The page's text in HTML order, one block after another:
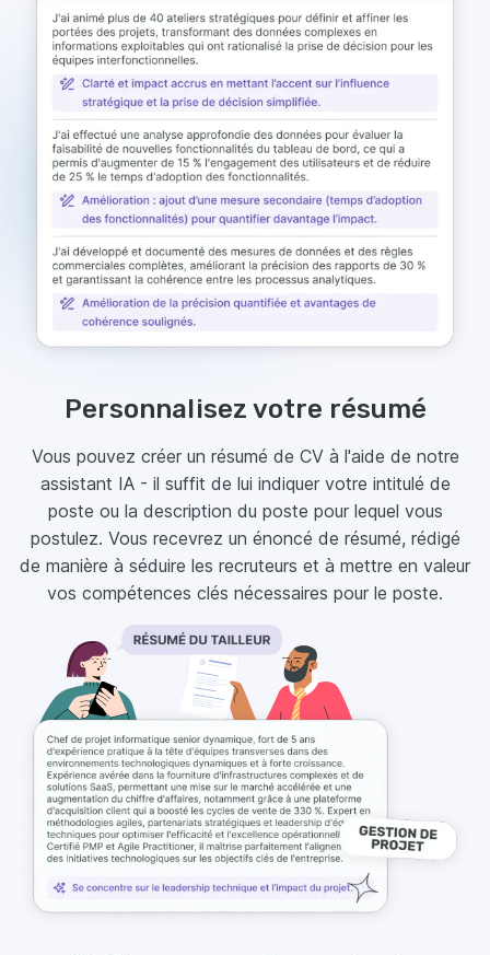
Personnalisez votre résumé
Vous pouvez créer un résumé de CV à l'aide de notre
assistant IA - il suffit de lui indiquer votre intitulé de
poste ou la description du poste pour lequel vous
postulez. Vous recevrez un énoncé de résumé, rédigé
de manière à séduire les recruteurs et à mettre en valeur
vos compétences clés nécessaires pour le poste.